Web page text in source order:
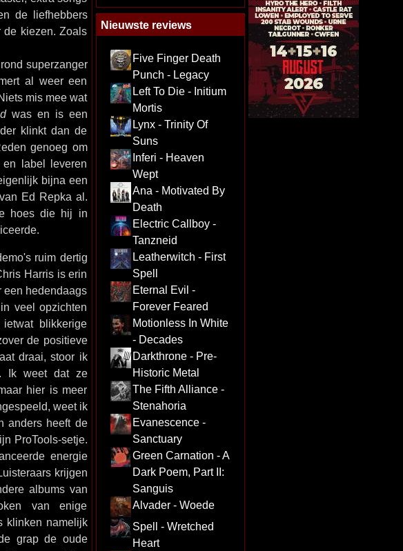
de liefhebbers
de kiezen. Zoals
superzanger
al weer een
mis mee wat
was en is een
klinkt dan de
genoeg om
label leveren
bijna een
Ed Repka al.
hoes die hij in
ruim dertig
Harris is erin
een hedendaags
veel opzichten
blikkerige
de positieve
draai, stoor ik
Ik weet dat ze
hier is meer
weet ik
anders heeft de
ProTools-setje.
energie
krijgen
albums van
van enige
klinken namelijk
grap de oude
Nieuwste reviews
Five Finger Death
Punch - Legacy
Left To Die - Initium
Mortis
Lynx - Trinity Of
Suns
Inferi - Heaven
Wept
Ana - Motivated By
Death
Electric Callboy -
Tanzneid
Leatherwitch - First
Spell
Eternal Evil -
Forever Feared
Motionless In White
- Decades
Darkthrone - Pre-
Historic Metal
The Fifth Alliance -
Stenahoria
Evanescence -
Sanctuary
Green Carnation - A
Dark Poem, Part II:
Sanguis
Alvader - Woede
Spell - Wretched
Heart